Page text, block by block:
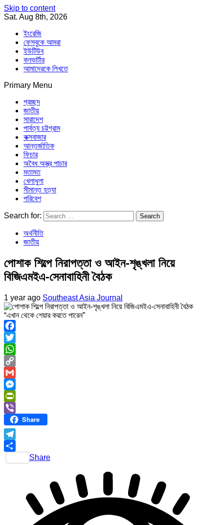
Skip to content
Sat. Aug 8th, 2026
ইংরেজি
ফেসবুকে আমরা
ইউটিউব
কনভার্টার
আমাদেরকে লিখতে
Primary Menu
Southeast Asia Journal
প্রচ্ছদ
জাতীয়
সারাদেশ
পার্বত্য চট্টগ্রাম
কক্সবাজার
আন্তর্জাতিক
ফিচার
অবৈধ অস্ত্র পাচার
মতামত
খেলাধুলা
সীমান্ত হত্যা
পরিবেশ
Search for:
অর্থনীতি
জাতীয়
পোশাক শিল্পে নিরাপত্তা ও আইন-শৃঙ্খলা নিয়ে
বিজিএমইএ-সেনাবাহিনী বৈঠক
1 year ago Southeast Asia Journal
“এখান থেকে শেয়ার করতে পারেন”
Facebook
Twitter
WhatsApp
Copy
Link
Gmail
Messenger
PrintFriendly
ViberShare
Telegram
Share